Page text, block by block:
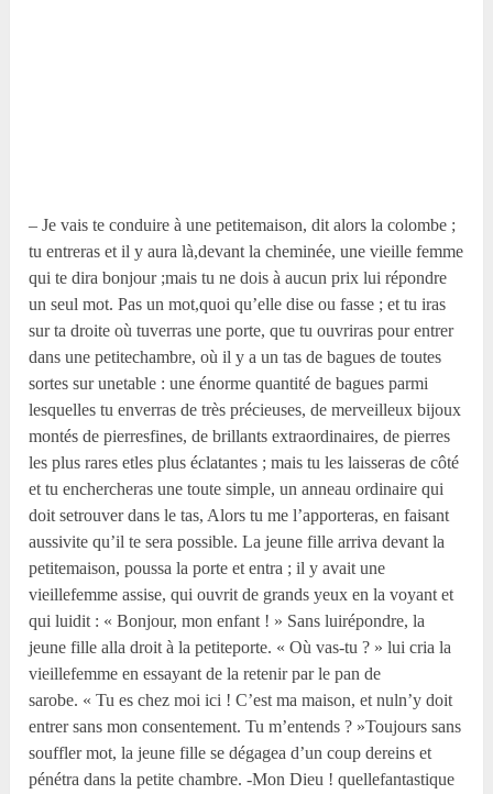
– Je vais te conduire à une petitemaison, dit alors la colombe ;
tu entreras et il y aura là,devant la cheminée, une vieille femme
qui te dira bonjour ;mais tu ne dois à aucun prix lui répondre
un seul mot. Pas un mot,quoi qu’elle dise ou fasse ; et tu iras
sur ta droite où tuverras une porte, que tu ouvriras pour entrer
dans une petitechambre, où il y a un tas de bagues de toutes
sortes sur unetable : une énorme quantité de bagues parmi
lesquelles tu enverras de très précieuses, de merveilleux bijoux
montés de pierresfines, de brillants extraordinaires, de pierres
les plus rares etles plus éclatantes ; mais tu les laisseras de côté
et tu enchercheras une toute simple, un anneau ordinaire qui
doit setrouver dans le tas, Alors tu me l’apporteras, en faisant
aussivite qu’il te sera possible. La jeune fille arriva devant la
petitemaison, poussa la porte et entra ; il y avait une
vieillefemme assise, qui ouvrit de grands yeux en la voyant et
qui luidit : « Bonjour, mon enfant ! » Sans luirépondre, la
jeune fille alla droit à la petiteporte. « Où vas-tu ? » lui cria la
vieillefemme en essayant de la retenir par le pan de
sarobe. « Tu es chez moi ici ! C’est ma maison, et nuln’y doit
entrer sans mon consentement. Tu m’entends ? »Toujours sans
souffler mot, la jeune fille se dégagea d’un coup dereins et
pénétra dans la petite chambre. -Mon Dieu ! quellefantastique